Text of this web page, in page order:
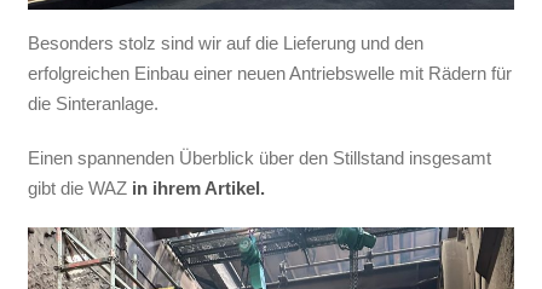
Besonders stolz sind wir auf die Lieferung und den
erfolgreichen Einbau einer neuen Antriebswelle mit Rädern für
die Sinteranlage.
Einen spannenden Überblick über den Stillstand insgesamt
gibt die WAZ in ihrem Artikel.